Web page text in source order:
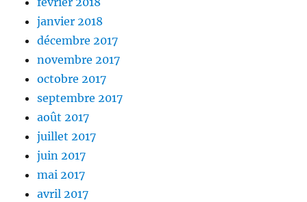
janvier 2018
décembre 2017
novembre 2017
octobre 2017
septembre 2017
août 2017
juillet 2017
juin 2017
mai 2017
avril 2017